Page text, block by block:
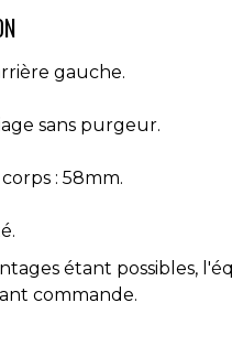
gauche.
sans purgeur.
: 58mm.
étant possibles,
commande.